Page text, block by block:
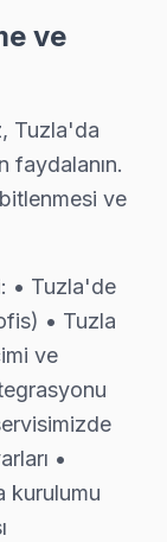
bozulması,
Kapasitör
çözüm
sistemi
veya
servis imkânı.
Maliyetleri
önce
ve
Tuzla'da
faydalanın.
ve
• Tuzla'de
• Tuzla
ve
•
kurulumu